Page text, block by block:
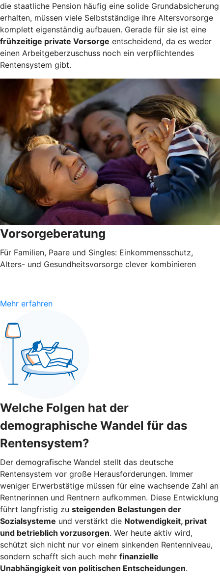
die staatliche Pension häufig eine solide Grundabsicherung
erhalten, müssen viele Selbstständige ihre Altersvorsorge
komplett eigenständig aufbauen. Gerade für sie ist eine
frühzeitige private Vorsorge entscheidend, da es weder
einen Arbeitgeberzuschuss noch ein verpflichtendes
Rentensystem gibt.
Vorsorgeberatung
Für Familien, Paare und Singles: Einkommensschutz,
Alters- und Gesundheitsvorsorge clever kombinieren
Mehr erfahren
Welche Folgen hat der
demographische Wandel für das
Rentensystem?
Der demografische Wandel stellt das deutsche
Rentensystem vor große Herausforderungen. Immer
weniger Erwerbstätige müssen für eine wachsende Zahl an
Rentnerinnen und Rentnern aufkommen. Diese Entwicklung
führt langfristig zu steigenden Belastungen der
Sozialsysteme und verstärkt die Notwendigkeit, privat
und betrieblich vorzusorgen. Wer heute aktiv wird,
schützt sich nicht nur vor einem sinkenden Rentenniveau,
sondern schafft sich auch mehr finanzielle
Unabhängigkeit von politischen Entscheidungen.